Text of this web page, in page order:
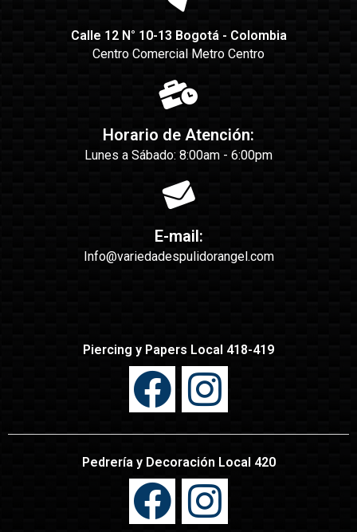
Calle 12 N° 10-13 Bogotá - Colombia
Centro Comercial Metro Centro
Horario de Atención:
Lunes a Sábado: 8:00am - 6:00pm
E-mail:
Info@variedadespulidorangel.com
Piercing y Papers Local 418-419
Pedrería y Decoración Local 420